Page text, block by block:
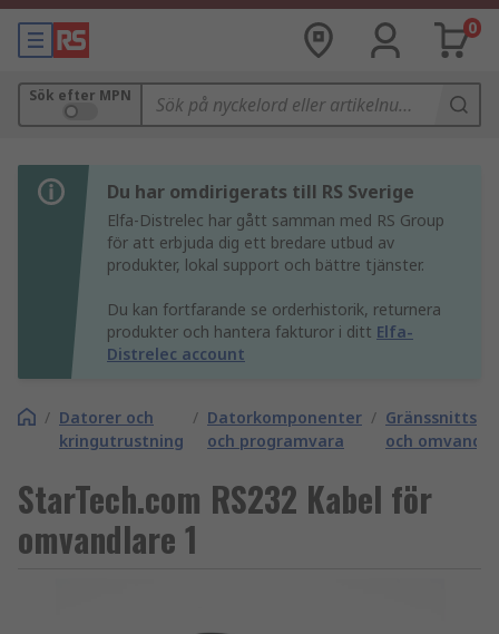
0
Sök efter MPN
Du har omdirigerats till RS Sverige
Elfa-Distrelec har gått samman med RS Group
för att erbjuda dig ett bredare utbud av
produkter, lokal support och bättre tjänster.
Du kan fortfarande se orderhistorik, returnera
produkter och hantera fakturor i ditt Elfa-
Distrelec account
/ Datorer och
kringutrustning
/ Datorkomponenter
och programvara
/
och
StarTech.com RS232 Kabel för
omvandlare 1